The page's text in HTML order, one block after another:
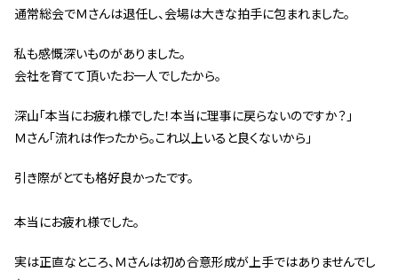
通常総会でＭさんは退任し、会場は大きな拍手に包まれました。
私も感慨深いものがありました。
会社を育てて頂いたお一人でしたから。
深山｢本当にお疲れ様でした！本当に理事に戻らないのですか？｣
Ｍさん｢流れは作ったから。これ以上いると良くないから｣
引き際がとても格好良かったです。
本当にお疲れ様でした。
実は正直なところ、Ｍさんは初め合意形成が上手ではありませんでし
よくあるご質問
コラム